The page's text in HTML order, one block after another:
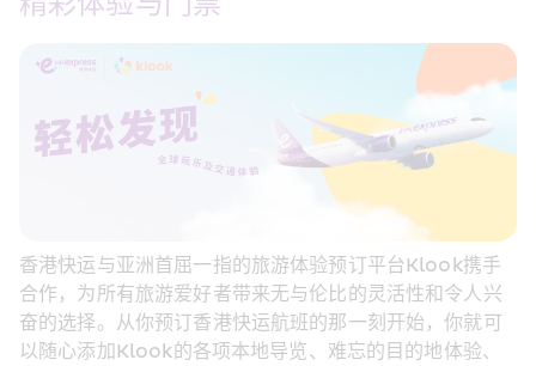
香港快运与亚洲首屈一指的旅游体验预订平台Klook携手
合作，为所有旅游爱好者带来无与伦比的灵活性和令人兴
奋的选择。从你预订香港快运航班的那一刻开始，你就可
以随心添加Klook的各项本地导览、难忘的目的地体验、